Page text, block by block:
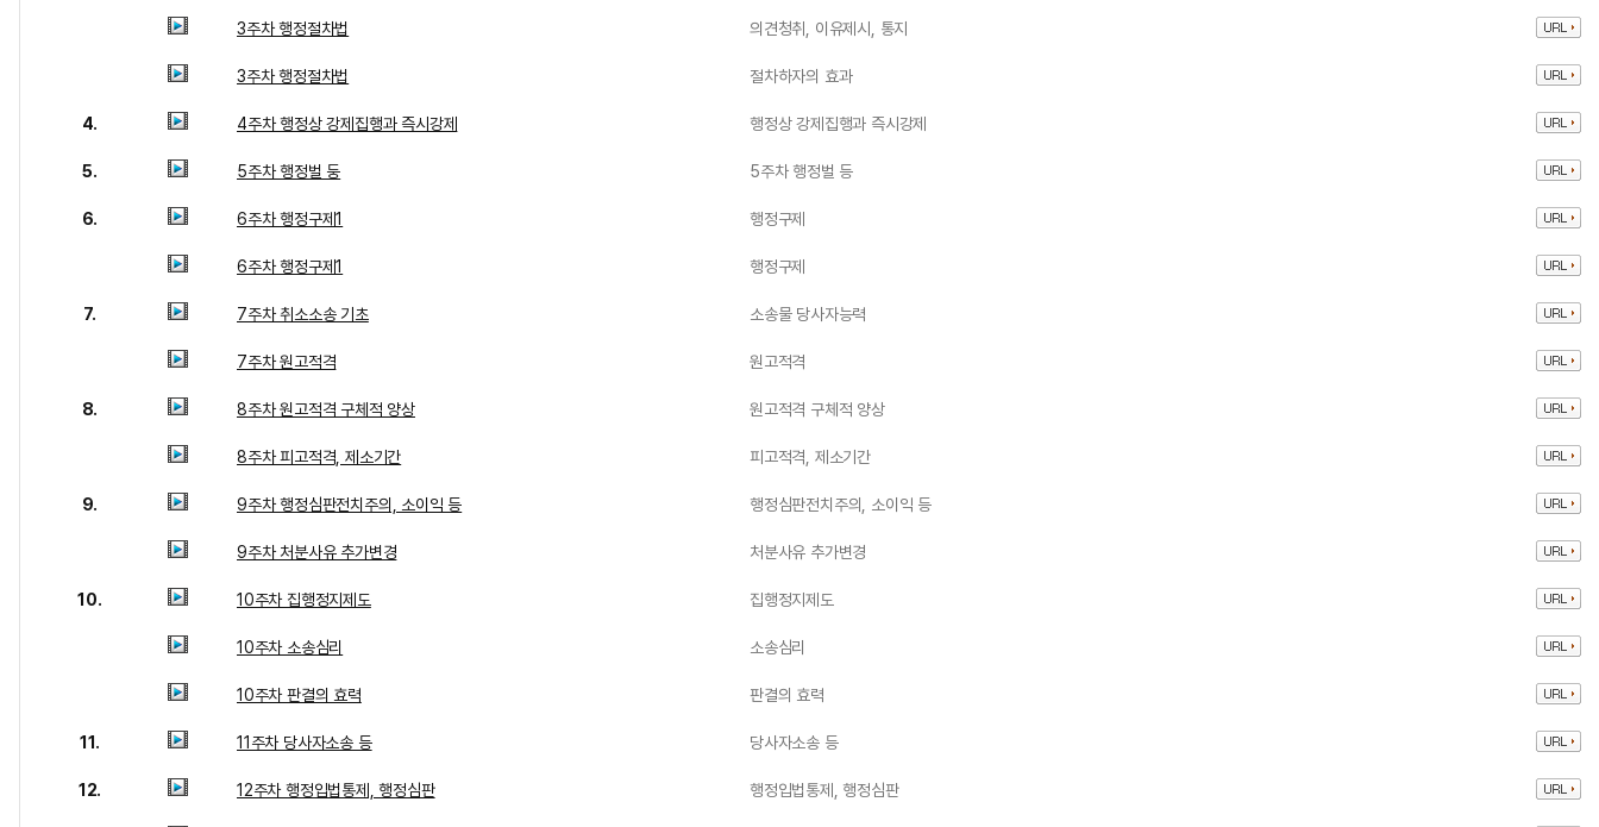
3주차 행정절차법 의견청취, 이유제시, 통지
3주차 행정절차법 절차하자의 효과
4. 4주차 행정상 강제집행과 즉시강제 행정상 강제집행과 즉시강제
5. 5주차 행정벌 둥 5주차 행정벌 등
6. 6주차 행정구제1 행정구제
6주차 행정구제1 행정구제
7. 7주차 취소소송 기초 소송물 당사자능력
7주차 원고적격 원고적격
8. 8주차 원고적격 구체적 양상 원고적격 구체적 양상
8주차 피고적격, 제소기간 피고적격, 제소기간
9. 9주차 행정심판전치주의, 소이익 등 행정심판전치주의, 소이익 등
9주차 처분사유 추가변경 처분사유 추가변경
10. 10주차 집행정지제도 집행정지제도
10주차 소송심리 소송심리
10주차 판결의 효력 판결의 효력
11. 11주차 당사자소송 등 당사자소송 등
12. 12주차 행정입법통제, 행정심판 행정입법통제, 행정심판